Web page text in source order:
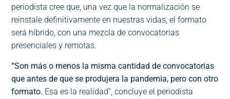
periodista cree que, una vez que la normalización se
reinstale definitivamente en nuestras vidas, el formato
será híbrido, con una mezcla de convocatorias
presenciales y remotas.
“Son más o menos la misma cantidad de convocatorias
que antes de que se produjera la pandemia, pero con otro
formato. Esa es la realidad”, concluye el periodista